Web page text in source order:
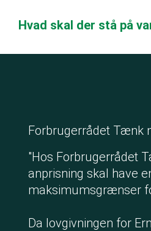
Hvad skal der stå på
Forbrugerrådet Tænk
"Hos Forbrugerrådet
anprisning skal have
maksimumsgrænser
Da lovgivningen for